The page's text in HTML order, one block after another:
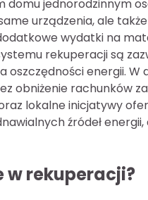
jednorodzinnym
urządzenia, ale
wydatki na
rekuperacji są
energii. W
obniżenie rachunków
lokalne inicjatywy
źródeł
w rekuperacji?